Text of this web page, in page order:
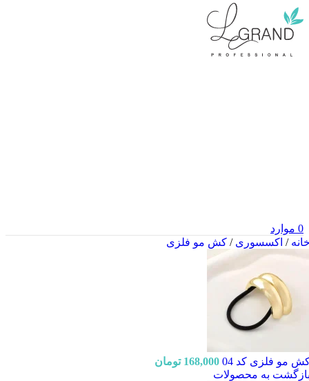
0 موارد
/ اکسسوری/ کش مو فلزی
مو فلزی کد 04 168,000 تومان
به محصولات